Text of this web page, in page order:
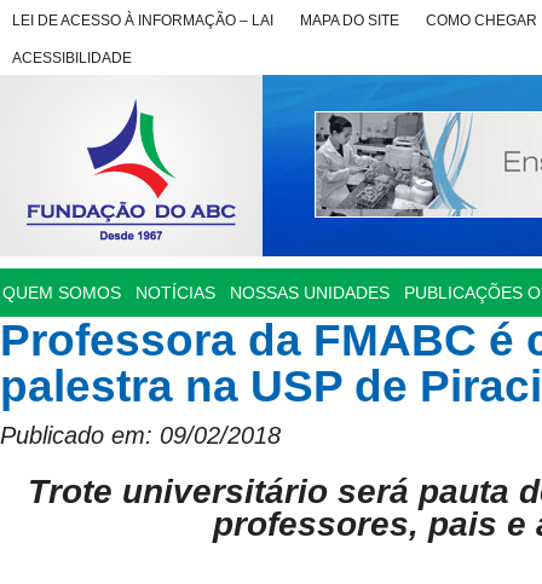
LEI DE ACESSO À INFORMAÇÃO – LAI MAPA DO SITE COMO CHEGAR
ACESSIBILIDADE
QUEM SOMOS NOTÍCIAS NOSSAS UNIDADES PUBLICAÇÕES
Professora da FMABC é
palestra na USP de
Publicado em: 09/02/2018
Trote universitário será pauta
professores, pais e